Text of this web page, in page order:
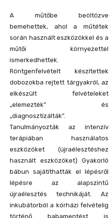
A műtőbe beöltözve
bemehettek, ahol a műtétek
során használt eszközökkel és a
műtői környezettel
ismerkedhettek.
Röntgenfelvételt készítettek
dobozokba rejtett tárgyakról, az
elkészült felvételeket
„elemezték” és
„diagnosztizálták”.
Tanulmányozták az intenzív
terápiában használatos
eszközöket (újraélesztéshez
használt eszközöket) Gyakorló
bábun sajátíthatták el lépésről
lépésre az alapszintű
újraélesztés technikáját. Az
inkubátorból a kórházi felvételig
történő babamentést is